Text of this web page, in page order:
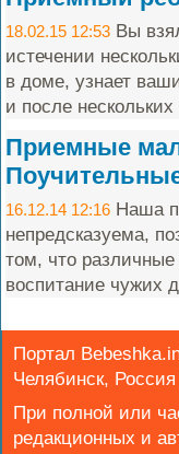
18.02.15 12:53 Вы
истечении
в доме, узнает
и после
Приемные
16.12.14 12:16 Наша
непредсказуема,
том, что
воспитание чужих
Портал
Челябинск,
При полной или
редакционных и